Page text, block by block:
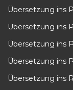
Übersetzung ins
Übersetzung ins
Übersetzung ins
Übersetzung ins
Übersetzung ins